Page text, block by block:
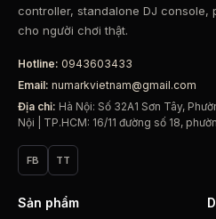
controller, standalone DJ console,
cho người chơi thật.
Hotline: 0943603433
Email: numarkvietnam@gmail.com
Địa chỉ: Hà Nội: Số 32A1 Sơn Tây,
Nội | TP.HCM: 16/11 đường số 18,
FB TT
Sản phẩm